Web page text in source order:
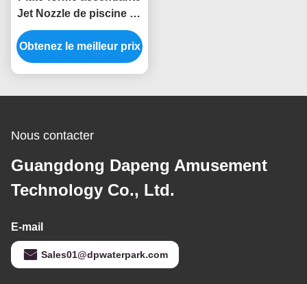
Jet Nozzle de piscine de
parc de jet de Ring Style
Water Fountain Nozzles
Obtenez le meilleur prix
Nous contacter
Guangdong Dapeng Amusement
Technology Co., Ltd.
E-mail
Sales01@dpwaterpark.com